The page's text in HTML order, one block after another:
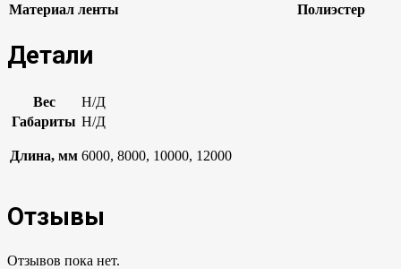
Материал ленты
Полиэстер
Детали
Вес
Н/Д
Габариты Н/Д
Длина, мм 6000, 8000, 10000, 12000
Отзывы
Отзывов пока нет.